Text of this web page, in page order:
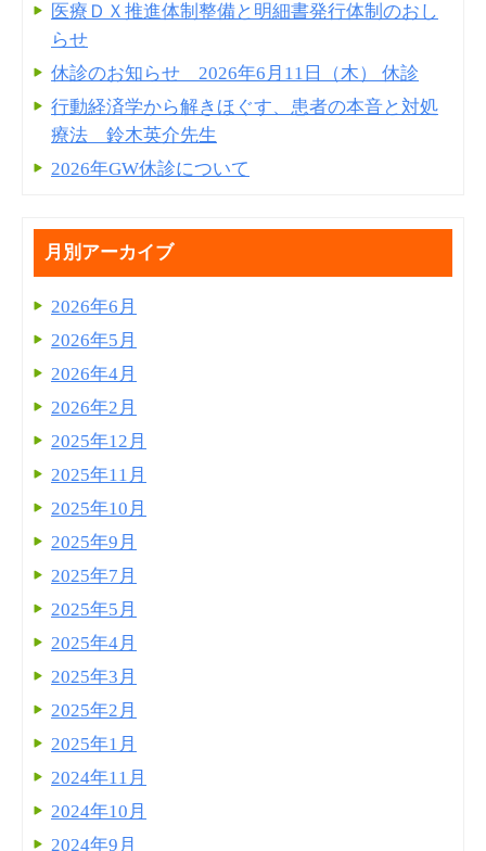
医療ＤＸ推進体制整備と明細書発⾏体制のおし
らせ
休診のお知らせ 2026年6月11日（木） 休診
行動経済学から解きほぐす、患者の本音と対処
療法 鈴木英介先生
2026年GW休診について
月別アーカイブ
2026年6月
2026年5月
2026年4月
2026年2月
2025年12月
2025年11月
2025年10月
2025年9月
2025年7月
2025年5月
2025年4月
2025年3月
2025年2月
2025年1月
2024年11月
2024年10月
2024年9月